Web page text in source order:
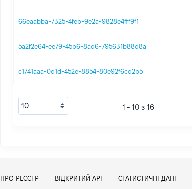
66eaabba-7325-4feb-9e2a-9828e4fff9f1
5a2f2e64-ee79-45b6-8ad6-795631b88d8a
c1741aaa-0d1d-452e-8854-80e92f6cd2b5
1 - 10 з 16
ПРО РЕЄСТР ВІДКРИТИЙ АРІ СТАТИСТИЧНІ ДАНІ